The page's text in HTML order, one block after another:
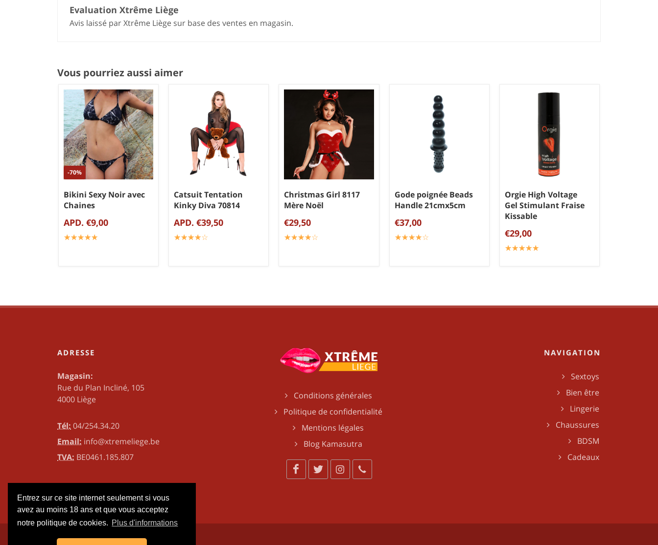
Entrez sur ce site internet seulement si vous
avez au moins 18 ans et que vous acceptez
notre politique de cookies. Plus d'informations
Evaluation Xtrême Liège
Avis laissé par Xtrême Liège sur base des ventes en magasin.
Vous pourriez aussi aimer
-70%
Bikini Sexy Noir avec
Chaines
APD. €9,00
☆☆☆☆☆
★★★★★
Catsuit Tentation
Kinky Diva 70814
APD. €39,50
☆☆☆☆☆
★★★★★
Christmas Girl 8117
Mère Noël
€29,50
☆☆☆☆☆
★★★★★
Gode poignée Beads
Handle 21cmx5cm
€37,00
☆☆☆☆☆
★★★★★
Orgie High Voltage
Gel Stimulant Fraise
Kissable
€29,00
☆☆☆☆☆
★★★★★
ADRESSE
Magasin:
Rue du Plan Incliné, 105
4000 Liège
Tél: 04/254.34.20
Email: info@xtremeliege.be
TVA: BE0461.185.807
Conditions générales
Politique de confidentialité
Mentions légales
Blog Kamasutra
NAVIGATION
Sextoys
Bien être
Lingerie
Chaussures
BDSM
Cadeaux